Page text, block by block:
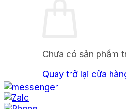
Chưa có sản phẩm
Quay trở lại cửa